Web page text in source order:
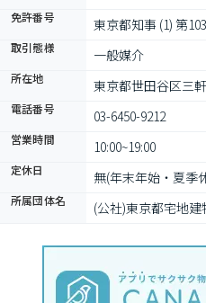
免許番号 東京都知事 (1) 第
取引態様 一般媒介
所在地 東京都世田谷区三
電話番号 03-6450-9212
営業時間 10:00~19:00
定休日 無(年末年始・夏季
所属団体名 (公社)東京都宅地